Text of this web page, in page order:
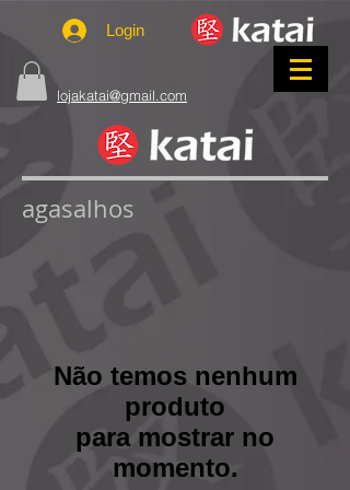
lojakatai@gmail.com
Login
agasalhos
Não temos nenhum
produto
para mostrar no
momento.